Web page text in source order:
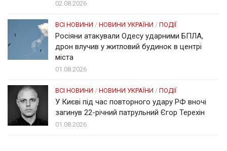
02.08.2026
ВСІ НОВИНИ / НОВИНИ УКРАЇНИ / ПОДІЇ
Росіяни атакували Одесу ударними БПЛА,
дрон влучив у житловий будинок в центрі
міста
01.08.2026
ВСІ НОВИНИ / НОВИНИ УКРАЇНИ / ПОДІЇ
У Києві під час повторного удару РФ вночі
загинув 22-річний патрульний Єгор Терехін
01.08.2026